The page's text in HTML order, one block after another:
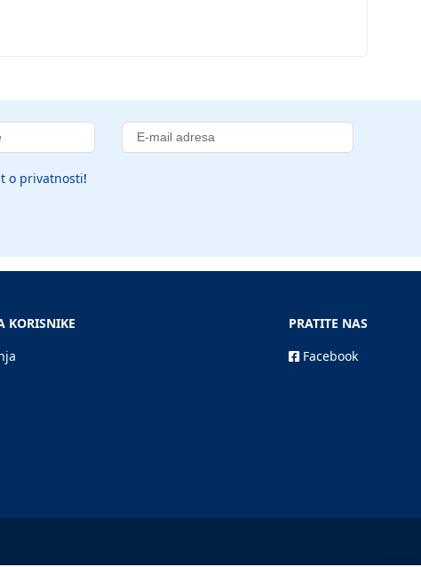
o privatnosti!
KORISNIKE
PRATITE NAS
Facebook